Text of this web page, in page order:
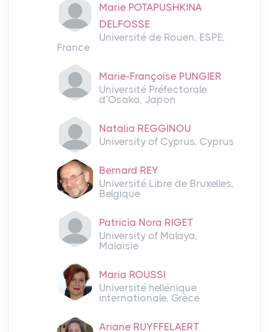
Marie POTAPUSHKINA
DELFOSSE
Université de Rouen, ESPE,
France
Marie-Françoise PUNGIER
Université Préfectorale
d’Osaka, Japon
Natalia REGGINOU
University of Cyprus, Cyprus
Bernard REY
Université Libre de Bruxelles,
Belgique
Patricia Nora RIGET
University of Malaya,
Malaisie
Maria ROUSSI
Université hellénique
internationale, Grèce
Ariane RUYFFELAERT